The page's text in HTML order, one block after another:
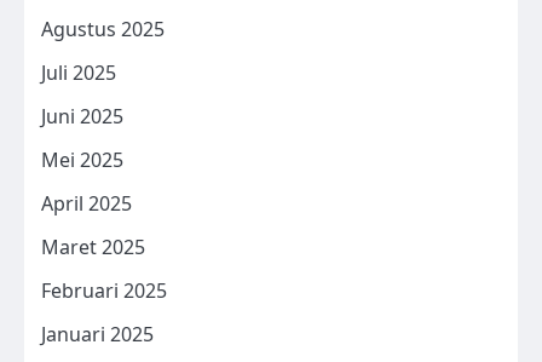
Agustus 2025
Juli 2025
Juni 2025
Mei 2025
April 2025
Maret 2025
Februari 2025
Januari 2025